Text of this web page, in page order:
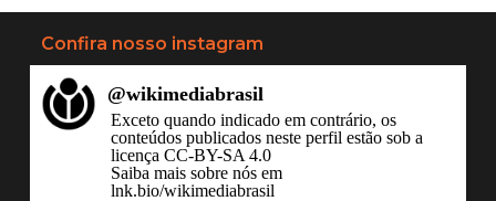
Confira nosso instagram
@wikimediabrasil
Exceto quando indicado em contrário, os
conteúdos publicados neste perfil estão sob a
licença CC-BY-SA 4.0
Saiba mais sobre nós em
lnk.bio/wikimediabrasil